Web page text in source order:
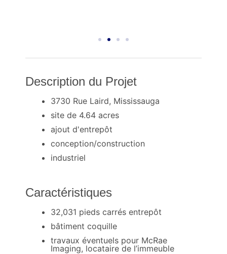
Description du Projet
3730 Rue Laird, Mississauga
site de 4.64 acres
ajout d'entrepôt
conception/construction
industriel
Caractéristiques
32,031 pieds carrés entrepôt
bâtiment coquille
travaux éventuels pour McRae
Imaging, locataire de l’immeuble